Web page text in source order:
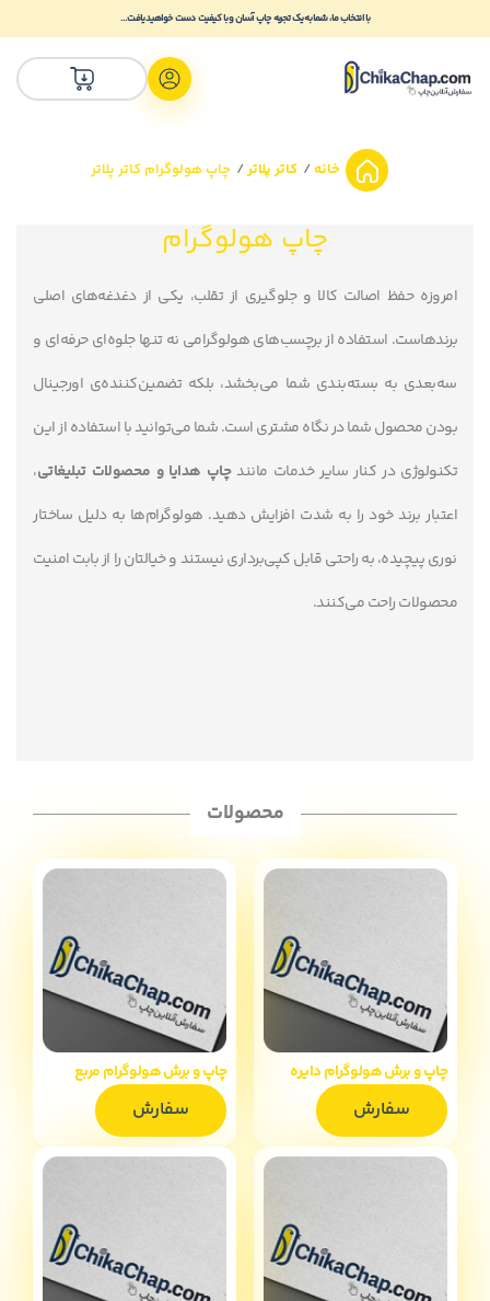
با انتخاب ما، شما به یک تجربه چاپ آسان و با کیفیت دست خواهید یافت...
خانه کاتر پلاتر چاپ هولوگرام کاتر پلاتر
چاپ هولوگرام
امروزه حفظ اصالت کالا و جلوگیری از تقلب، یکی از دغدغه‌های اصلی
برندهاست. استفاده از برچسب‌های هولوگرامی نه تنها جلوه‌ای حرفه‌ای و
سه‌بعدی به بسته‌بندی شما می‌بخشد، بلکه تضمین‌کننده‌ی اورجینال
بودن محصول شما در نگاه مشتری است. شما می‌توانید با استفاده از این
تکنولوژی در کنار سایر خدمات مانندچاپ هدایا و محصولات تبلیغاتی،
اعتبار برند خود را به شدت افزایش دهید. هولوگرام‌ها به دلیل ساختار
نوری پیچیده، به راحتی قابل کپی‌برداری نیستند و خیالتان را از بابت امنیت
محصولات راحت می‌کنند.
محصولات
چاپ و برش هولوگرام دایره
سفارش
چاپ و برش هولوگرام مربع
سفارش